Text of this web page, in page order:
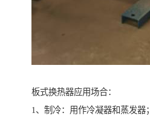
板式换热器应用场合：
1、制冷：用作冷凝器和蒸发器；